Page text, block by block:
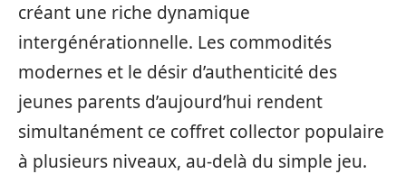
créant une riche dynamique
intergénérationnelle. Les commodités
modernes et le désir d’authenticité des
jeunes parents d’aujourd’hui rendent
simultanément ce coffret collector populaire
à plusieurs niveaux, au-delà du simple jeu.